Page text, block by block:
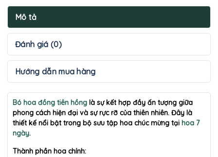
Mô tả
Đánh giá (0)
Hướng dẫn mua hàng
Bó hoa đồng tiên hồng là sự kết hợp đầy ấn tượng giữa
phong cách hiện đại và sự rực rỡ của thiên nhiên. Đây là
thiết kế nổi bật trong bộ sưu tập hoa chúc mừng tại hoa 7
ngày.
Thành phần hoa chính: